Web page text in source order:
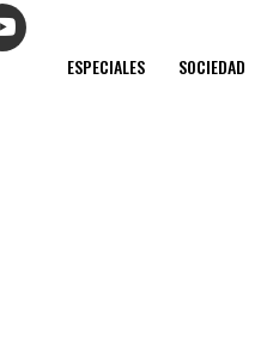
ESPECIALES SOCIEDAD